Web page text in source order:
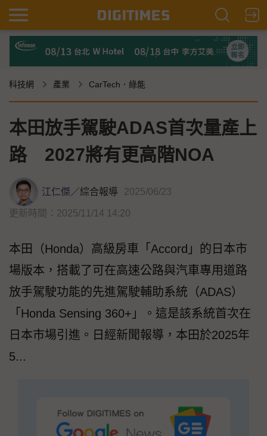
科技網 產業 CarTech．綠能
本田放手駕駛ADAS首次量產上
路 2027將有更高階NOA
江仁傑／綜合報導 2025/06/23
更新時間：2025/11/14 14:20
本田（Honda）高級房車「Accord」的日本市
場版本，搭載了可在高速公路與汽車專用道路
放手駕駛功能的先進駕駛輔助系統（ADAS）
「Honda Sensing 360+」。這是該系統首次在
日本市場引進。日經新聞報導，本田於2025年
5...